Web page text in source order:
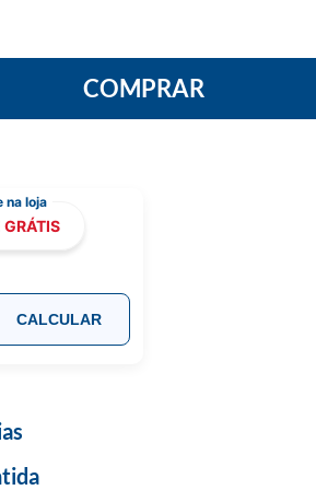
COMPRAR
GRÁTIS
CALCULAR